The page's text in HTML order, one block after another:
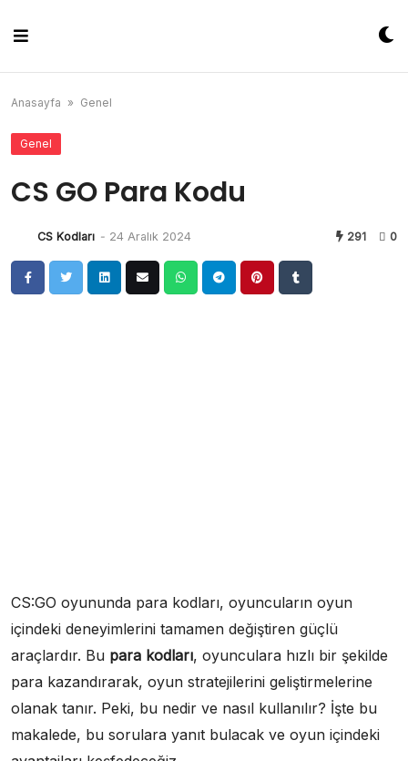
content
Anasayfa » Genel
Genel
CS GO Para Kodu
CS Kodları - 24 Aralık 2024 291 0
CS:GO oyununda para kodları, oyuncuların oyun
içindeki deneyimlerini tamamen değiştiren güçlü
araçlardır. Bu para kodları, oyunculara hızlı bir şekilde
para kazandırarak, oyun stratejilerini geliştirmelerine
olanak tanır. Peki, bu nedir ve nasıl kullanılır? İşte bu
makalede, bu sorulara yanıt bulacak ve oyun içindeki